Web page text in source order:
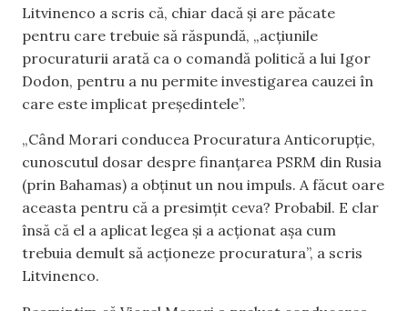
Litvinenco a scris că, chiar dacă și are păcate
pentru care trebuie să răspundă, „acțiunile
procuraturii arată ca o comandă politică a lui Igor
Dodon, pentru a nu permite investigarea cauzei în
care este implicat președintele”.
„Când Morari conducea Procuratura Anticorupție,
cunoscutul dosar despre finanțarea PSRM din Rusia
(prin Bahamas) a obținut un nou impuls. A făcut oare
aceasta pentru că a presimțit ceva? Probabil. E clar
însă că el a aplicat legea și a acționat așa cum
trebuia demult să acționeze procuratura”, a scris
Litvinenco.